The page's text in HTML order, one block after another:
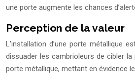
une porte augmente les chances
Perception de la valeur
L’installation d’une porte métallique
dissuader les cambrioleurs de cibler
porte métallique, mettant en évidence